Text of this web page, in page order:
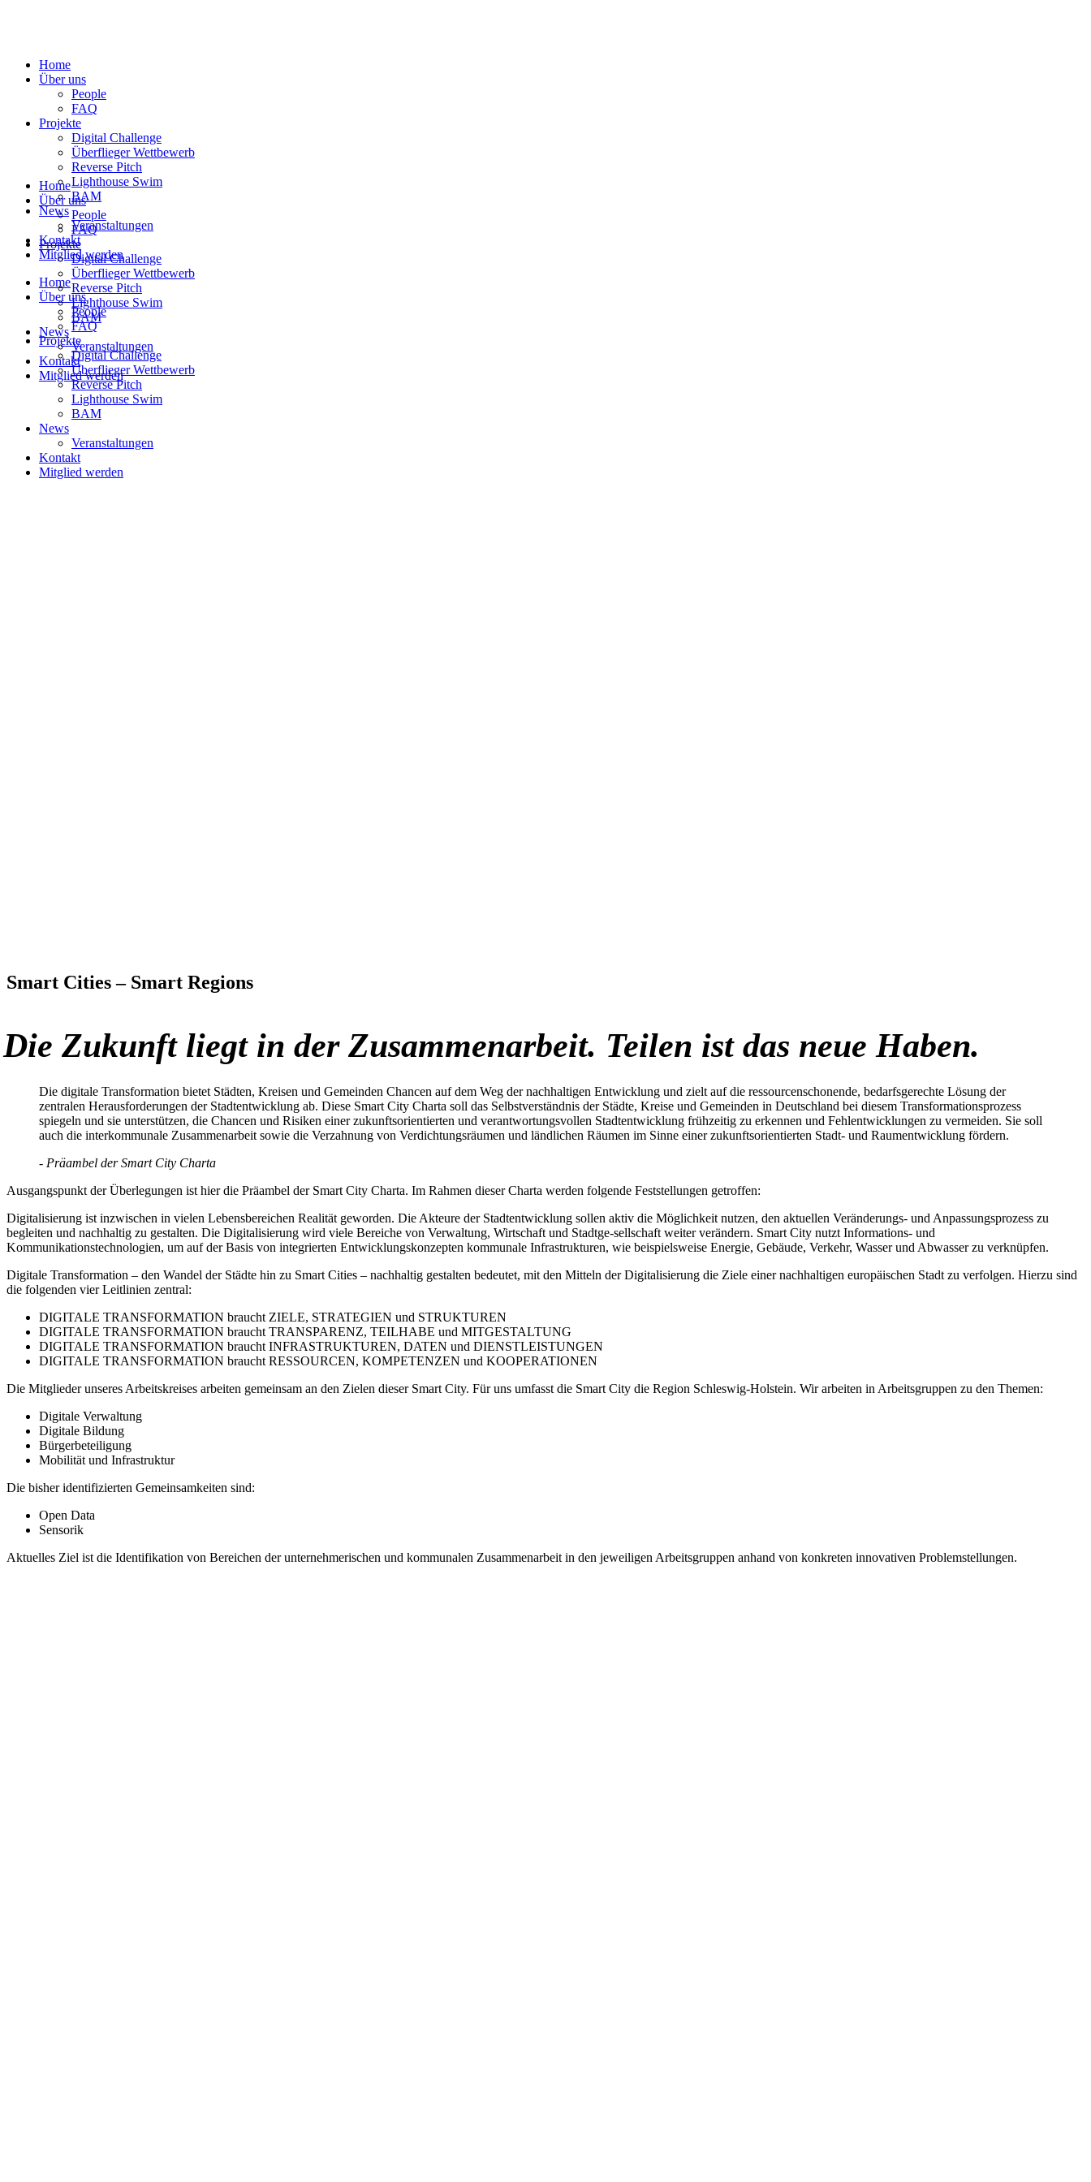
Home
Über uns
People
FAQ
Projekte
Digital Challenge
Überflieger Wettbewerb
Reverse Pitch
Lighthouse Swim
BAM
News
Veranstaltungen
Kontakt
Mitglied werden
Home
Über uns
People
FAQ
Projekte
Digital Challenge
Überflieger Wettbewerb
Reverse Pitch
Lighthouse Swim
BAM
News
Veranstaltungen
Kontakt
Mitglied werden
Home
Über uns
People
FAQ
Projekte
Digital Challenge
Überflieger Wettbewerb
Reverse Pitch
Lighthouse Swim
BAM
News
Veranstaltungen
Kontakt
Mitglied werden
Smart Cities – Smart Regions
Die Zukunft liegt in der Zusammenarbeit. Teilen ist das neue Haben.
Die digitale Transformation bietet Städten, Kreisen und Gemeinden Chancen auf dem Weg der nachhaltigen Entwicklung und zielt auf die ressourcenschonende, bedarfsgerechte Lösung der
zentralen Herausforderungen der Stadtentwicklung ab. Diese Smart City Charta soll das Selbstverständnis der Städte, Kreise und Gemeinden in Deutschland bei diesem Transformationsprozess
spiegeln und sie unterstützen, die Chancen und Risiken einer zukunftsorientierten und verantwortungsvollen Stadtentwicklung frühzeitig zu erkennen und Fehlentwicklungen zu vermeiden. Sie soll
auch die interkommunale Zusammenarbeit sowie die Verzahnung von Verdichtungsräumen und ländlichen Räumen im Sinne einer zukunftsorientierten Stadt- und Raumentwicklung fördern.
- Präambel der Smart City Charta
Ausgangspunkt der Überlegungen ist hier die Präambel der Smart City Charta. Im Rahmen dieser Charta werden folgende Feststellungen getroffen:
Digitalisierung ist inzwischen in vielen Lebensbereichen Realität geworden. Die Akteure der Stadtentwicklung sollen aktiv die Möglichkeit nutzen, den aktuellen Veränderungs- und Anpassungsprozess zu
begleiten und nachhaltig zu gestalten. Die Digitalisierung wird viele Bereiche von Verwaltung, Wirtschaft und Stadtge-sellschaft weiter verändern. Smart City nutzt Informations- und
Kommunikationstechnologien, um auf der Basis von integrierten Entwicklungskonzepten kommunale Infrastrukturen, wie beispielsweise Energie, Gebäude, Verkehr, Wasser und Abwasser zu verknüpfen.
Digitale Transformation – den Wandel der Städte hin zu Smart Cities – nachhaltig gestalten bedeutet, mit den Mitteln der Digitalisierung die Ziele einer nachhaltigen europäischen Stadt zu verfolgen. Hierzu sind
die folgenden vier Leitlinien zentral:
DIGITALE TRANSFORMATION braucht ZIELE, STRATEGIEN und STRUKTUREN
DIGITALE TRANSFORMATION braucht TRANSPARENZ, TEILHABE und MITGESTALTUNG
DIGITALE TRANSFORMATION braucht INFRASTRUKTUREN, DATEN und DIENSTLEISTUNGEN
DIGITALE TRANSFORMATION braucht RESSOURCEN, KOMPETENZEN und KOOPERATIONEN
Die Mitglieder unseres Arbeitskreises arbeiten gemeinsam an den Zielen dieser Smart City. Für uns umfasst die Smart City die Region Schleswig-Holstein. Wir arbeiten in Arbeitsgruppen zu den Themen:
Digitale Verwaltung
Digitale Bildung
Bürgerbeteiligung
Mobilität und Infrastruktur
Die bisher identifizierten Gemeinsamkeiten sind:
Open Data
Sensorik
Aktuelles Ziel ist die Identifikation von Bereichen der unternehmerischen und kommunalen Zusammenarbeit in den jeweiligen Arbeitsgruppen anhand von konkreten innovativen Problemstellungen.